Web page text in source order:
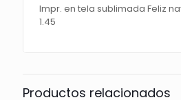
Impr. en tela sublimada Feliz
1.45
Productos relacionados